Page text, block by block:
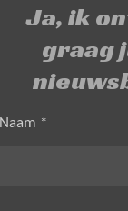
Ja, ik
graag
Naam *